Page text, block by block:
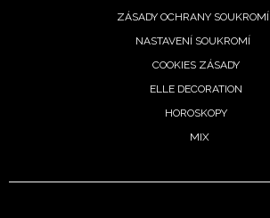
ZÁSADY OCHRANY SOUKROMÍ
NASTAVENÍ SOUKROMÍ
COOKIES ZÁSADY
ELLE DECORATION
HOROSKOPY
MIX